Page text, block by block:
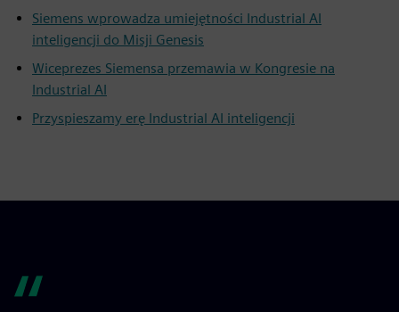
Siemens wprowadza umiejętności Industrial AI
inteligencji do Misji Genesis
Wiceprezes Siemensa przemawia w Kongresie na
Industrial AI
Przyspieszamy erę Industrial AI inteligencji